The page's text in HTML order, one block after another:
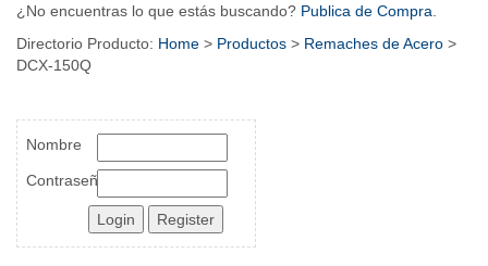
¿No encuentras lo que estás buscando? Publica de Compra
Directorio Producto: Home > Productos > Remaches de Acero >
DCX-150Q
Nombre
Contraseña